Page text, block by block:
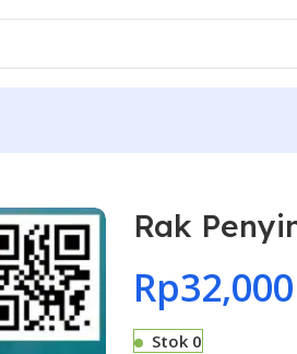
Rak
Rp32,000
Stok 0